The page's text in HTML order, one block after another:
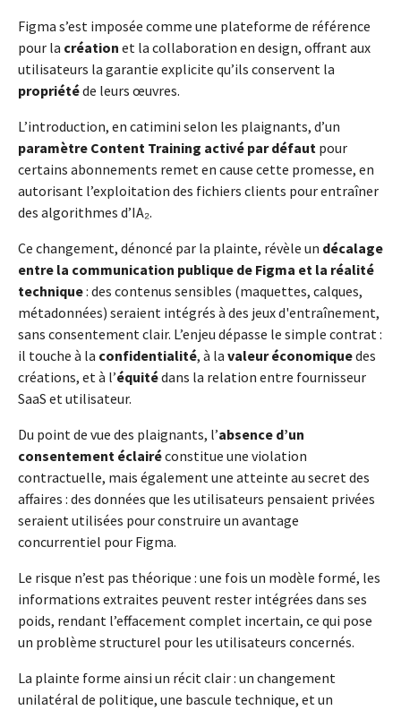
Figma s’est imposée comme une plateforme de référence
pour la création et la collaboration en design, offrant aux
utilisateurs la garantie explicite qu’ils conservent la
propriétéde leurs œuvres.
L’introduction, en catimini selon les plaignants, d’un
paramètre Content Training activé par défaut pour
certains abonnements remet en cause cette promesse, en
autorisant l’exploitation des fichiers clients pour entraîner
des algorithmes d’IA₂.
Ce changement, dénoncé par la plainte, révèle un décalage
entre la communication publique de Figma et la réalité
technique: des contenus sensibles (maquettes, calques,
métadonnées) seraient intégrés à des jeux d'entraînement,
sans consentement clair. L’enjeu dépasse le simple contrat :
il touche à la confidentialité, à la valeur économiquedes
créations, et à l’équitédans la relation entre fournisseur
SaaS et utilisateur.
Du point de vue des plaignants, l’absence d’un
consentement éclairéconstitue une violation
contractuelle, mais également une atteinte au secret des
affaires : des données que les utilisateurs pensaient privées
seraient utilisées pour construire un avantage
concurrentiel pour Figma.
Le risque n’est pas théorique : une fois un modèle formé, les
informations extraites peuvent rester intégrées dans ses
poids, rendant l’effacement complet incertain, ce qui pose
un problème structurel pour les utilisateurs concernés.
La plainte forme ainsi un récit clair : un changement
unilatéral de politique, une bascule technique, et un